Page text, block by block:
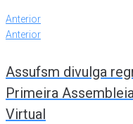
Anterior
Anterior
Assufsm divulga
Primeira
Virtual